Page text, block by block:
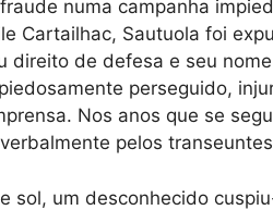
numa campanha
Cartailhac, Sautuola foi
direito de defesa e seu
perseguido,
Nos anos que se
pelos
sol, um desconhecido